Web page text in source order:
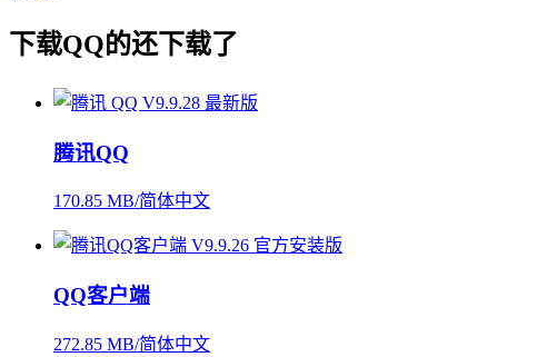
下载QQ的还下载了
腾讯QQ
170.85 MB/简体中文
QQ客户端
272.85 MB/简体中文